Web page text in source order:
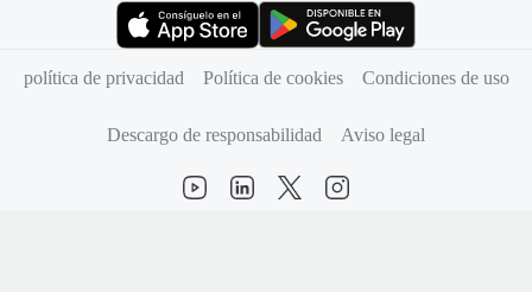
política de privacidad
Política de cookies Condiciones de uso
Descargo de responsabilidad Aviso legal